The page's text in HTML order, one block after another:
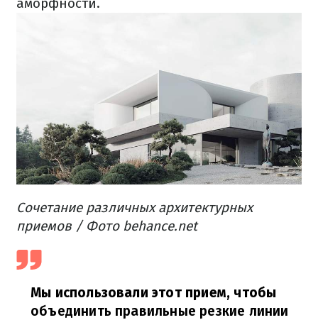
аморфности.
Сочетание различных архитектурных
приемов / Фото behance.net
Мы использовали этот прием, чтобы
объединить правильные резкие линии